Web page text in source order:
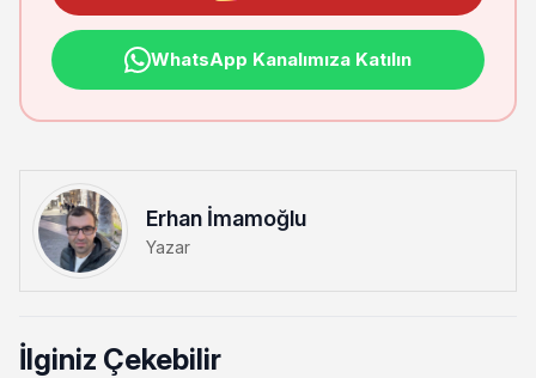
WhatsApp Kanalımıza Katılın
Erhan İmamoğlu
Yazar
İlginiz Çekebilir